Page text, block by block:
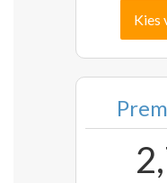
Kies